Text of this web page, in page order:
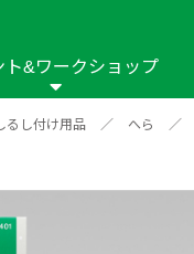
ト&ワークショップ
グ用品 はさみ
用品
るし付け用品 ／ へら ／